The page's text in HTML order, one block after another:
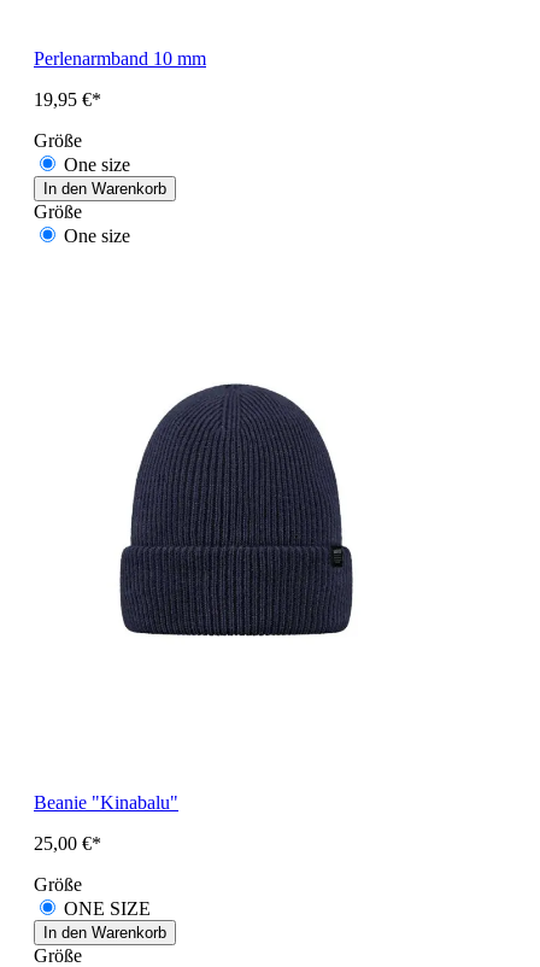
Perlenarmband 10 mm
19,95 €*
Größe
One size
In den Warenkorb
Größe
One size
Beanie "Kinabalu"
25,00 €*
Größe
ONE SIZE
In den Warenkorb
Größe